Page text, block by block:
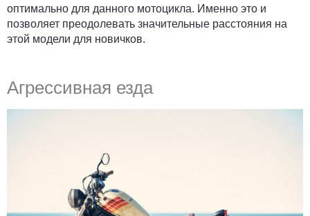
оптимально для данного мотоцикла. Именно это и
позволяет преодолевать значительные расстояния на
этой модели для новичков.
Агрессивная езда